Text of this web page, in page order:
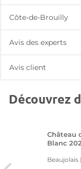
Côte-de-Brouilly
Avis des experts
Avis client
Découvrez
Château
Blanc
Beaujolais